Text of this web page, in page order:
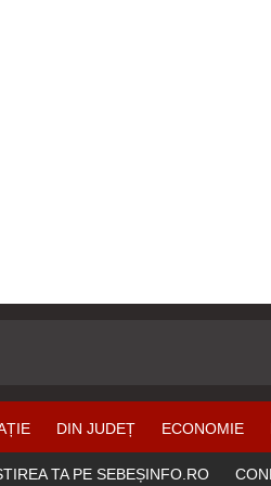
DIN JUDEȚ ECONOMIE
TA PE SEBEȘINFO.RO